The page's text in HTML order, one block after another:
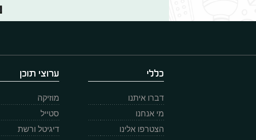
כללי
דברו איתנו
מי אנחנו
הצטרפו אלינו
ערוצי תוכן
מוזיקה
סטייל
דיגיטל ורשת